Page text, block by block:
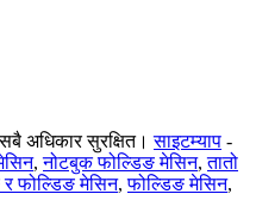
अधिकार सुरक्षित। साइटम्याप -
,नोटबुक फोल्डिङ मेसिन,तातो
र फोल्डिङ मेसिन,फोल्डिङ मेसिन,